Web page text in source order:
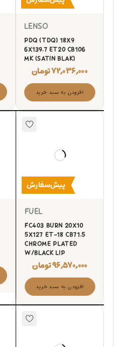
LENSO
PDQ (TDQ) 18X9
6X139.7 ET20 CB106
MK (SATIN BLAK)
۷۲,۰۳۶,۰۰۰تومان
افزودن به سبد خرید
پیش‌سفارش
FUEL
FC403 BURN 20X10
5X127 ET-18 CB71.5
CHROME PLATED
W/BLACK LIP
۹۶,۵۷۰,۰۰۰تومان
افزودن به سبد خرید